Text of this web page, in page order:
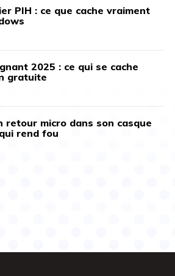
PIH : ce que cache vraiment
2025 : ce qui se cache
gratuite
retour micro dans son casque
rend fou